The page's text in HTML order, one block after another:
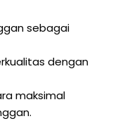
sebagai
dengan
maksimal